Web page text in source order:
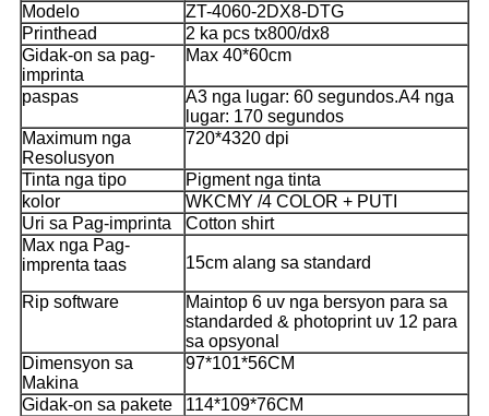
Modelo
ZT-4060-2DX8-DTG
Printhead
2 ka pcs tx800/dx8
Gidak-on sa pag-
imprinta
Max 40*60cm
paspas A3 nga lugar: 60 segundos.A4 nga
lugar: 170 segundos
Maximum nga
Resolusyon
720*4320 dpi
Tinta nga tipo
Pigment nga tinta
kolor
WKCMY /4 COLOR + PUTI
Uri sa Pag-imprinta
Cotton shirt
Max nga Pag-
imprenta taas
15cm alang sa standard
Rip software
Maintop 6 uv nga bersyon para sa
standarded & photoprint uv 12 para
sa opsyonal
Dimensyon sa
Makina
97*101*56CM
Gidak-on sa pakete 114*109*76CM